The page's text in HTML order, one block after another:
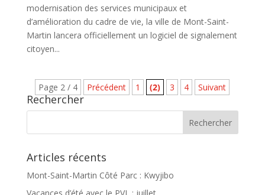
modernisation des services municipaux et
d’amélioration du cadre de vie, la ville de Mont-Saint-
Martin lancera officiellement un logiciel de signalement
citoyen...
Page 2 / 4 Précédent 1 (2) 3 4 Suivant
Rechercher
Articles récents
Mont-Saint-Martin Côté Parc : Kwyjibo